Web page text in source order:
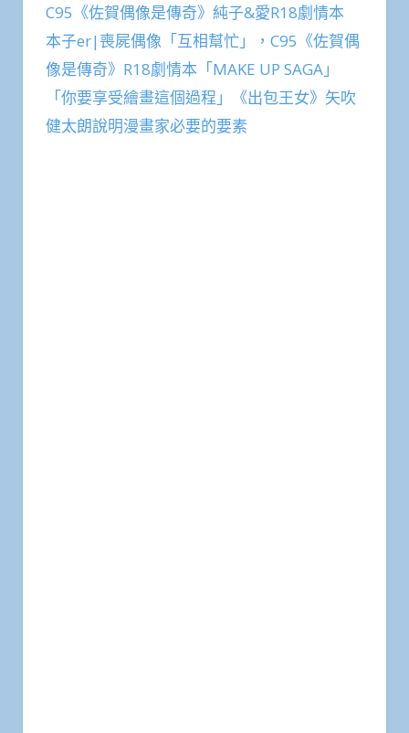
C95《佐賀偶像是傳奇》純子&愛R18劇情本
本子er|喪屍偶像「互相幫忙」，C95《佐賀偶
像是傳奇》R18劇情本「MAKE UP SAGA」
「你要享受繪畫這個過程」《出包王女》矢吹
健太朗說明漫畫家必要的要素